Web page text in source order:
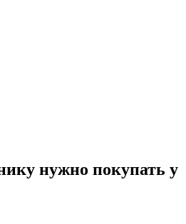
нужно покупать у